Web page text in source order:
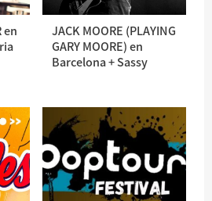
en
JACK MOORE (PLAYING
GARY MOORE) en
Barcelona + Sassy